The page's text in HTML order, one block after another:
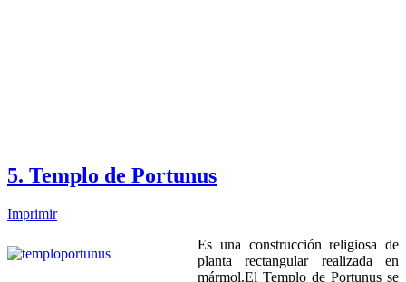
5. Templo de Portunus
Imprimir
Es una construcción religiosa de
planta rectangular realizada en
mármol.El Templo de Portunus se